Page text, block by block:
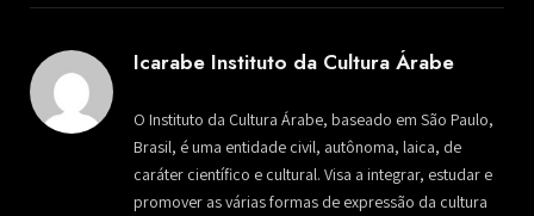
Icarabe Instituto da Cultura Árabe
O Instituto da Cultura Árabe, baseado em São Paulo,
Brasil, é uma entidade civil, autônoma, laica, de
caráter científico e cultural. Visa a integrar, estudar e
promover as várias formas de expressão da cultura